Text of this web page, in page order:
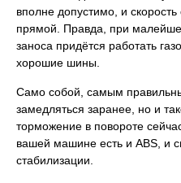
вполне допустимо, и
прямой. Правда, при
заноса придётся работать
хорошие шины.
Само собой, самым
замедляться заранее, но и
торможение в повороте
вашей машине есть и ABS, и
стабилизации.